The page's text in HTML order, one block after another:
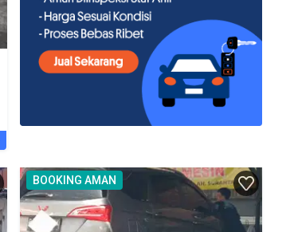
BOOKING AMAN